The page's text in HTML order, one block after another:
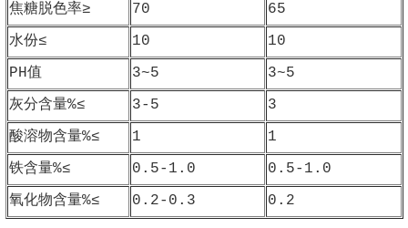
焦糖脱色率≥ 70
65
水份≤
10
10
PH值
3~5
3~5
灰分含量%≤
3-5
3
酸溶物含量%≤
1
1
铁含量%≤
0.5-1.0
0.5-1.0
氧化物含量%≤
0.2-0.3 0.2